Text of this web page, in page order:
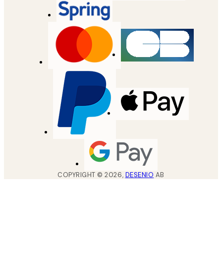
COPYRIGHT ©2026, DESENIO AB